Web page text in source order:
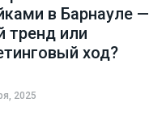
в Барнауле —
тренд или
ход?
2025